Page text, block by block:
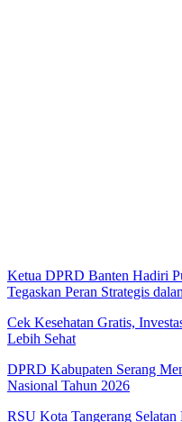
Ketua DPRD Banten Hadiri
Tegaskan Peran Strategis
Cek Kesehatan Gratis,
Lebih Sehat
DPRD Kabupaten Serang
Nasional Tahun 2026
RSU Kota Tangerang